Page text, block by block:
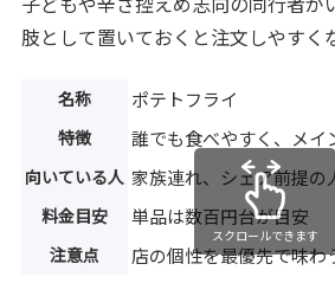
肢として置いておくと注文しやすく
名称 ポテトフライ
特徴 誰でも食べやすく、メ
向いている人 家族連れ、シェア前提
料金目安 単品は数百円台が目安
注意点 店の個性を最優先で味わ
スクロールできます